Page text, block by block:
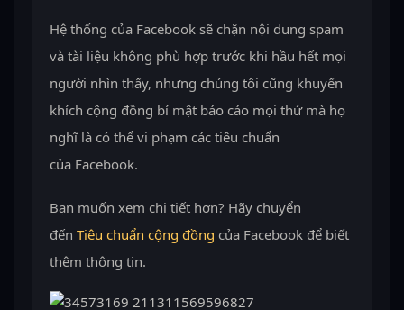
Hệ thống của Facebook sẽ chặn nội dung spam
và tài liệu không phù hợp trước khi hầu hết mọi
người nhìn thấy, nhưng chúng tôi cũng khuyến
khích cộng đồng bí mật báo cáo mọi thứ mà họ
nghĩ là có thể vi phạm các tiêu chuẩn
của Facebook.
Bạn muốn xem chi tiết hơn? Hãy chuyển
đến Tiêu chuẩn cộng đồng của Facebook để biết
thêm thông tin.